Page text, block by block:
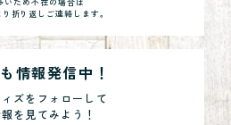
折り返しご連絡します。
情報発信中！
ズをフォローして
を見てみよう！